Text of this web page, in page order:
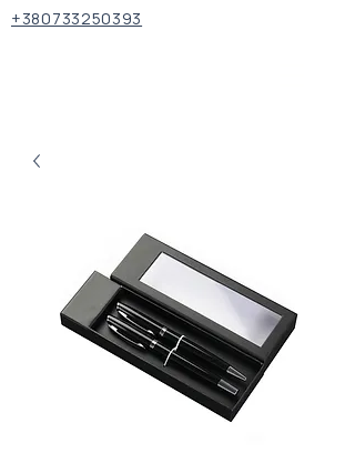
+380733250393